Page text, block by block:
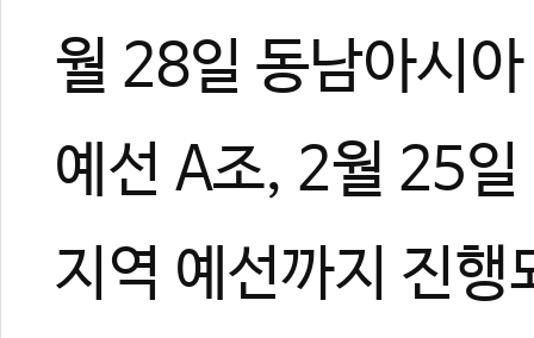
월 28일 동남아시
예선 A조, 2월 25
지역 예선까지 진